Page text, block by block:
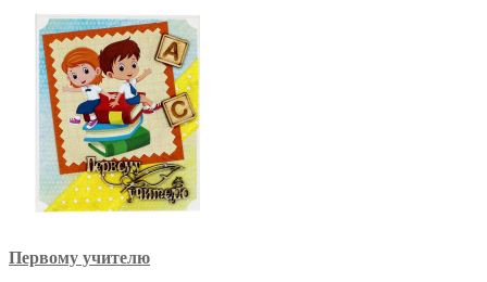
Первому учителю